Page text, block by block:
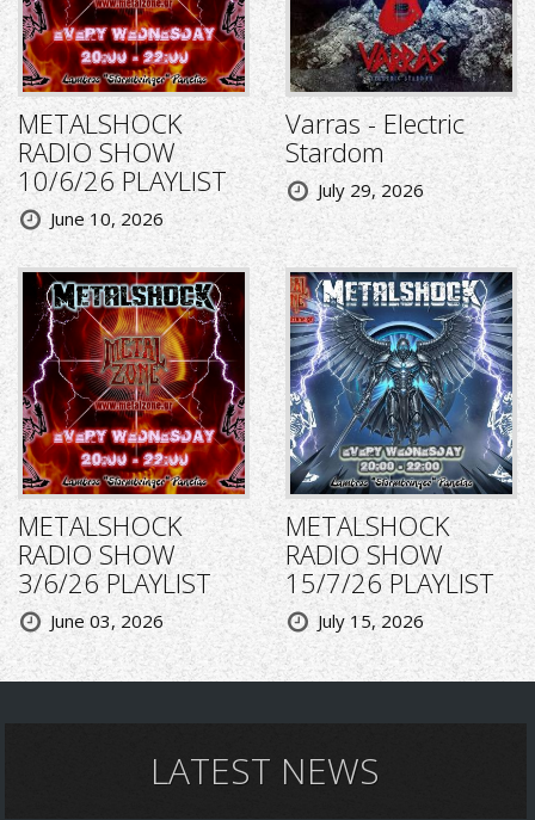
METALSHOCK
RADIO SHOW
10/6/26 PLAYLIST
June 10, 2026
Varras - Electric
Stardom
July 29, 2026
METALSHOCK
RADIO SHOW
3/6/26 PLAYLIST
June 03, 2026
METALSHOCK
RADIO SHOW
15/7/26 PLAYLIST
July 15, 2026
LATEST NEWS